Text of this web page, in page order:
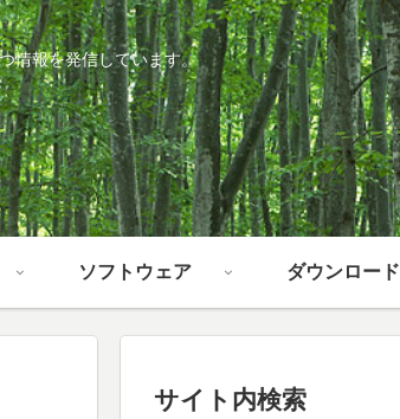
情報を発信しています。
ソフトウェア ダウンロード
サイト内検索